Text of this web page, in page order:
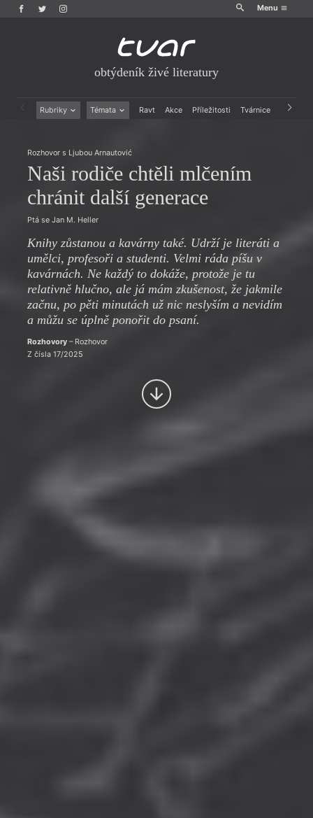
Menu
obtýdeník živé literatury
Rubriky Témata Ravt Akce Příležitosti Tvárnice Archiv
Esejistika
Recenze a reflexe
Reportáže
Rozhovory
Mauzoleum
Divadlo
Historie kolonialismu
Dokument
Výroční ceny
Rozhovor s Ljubou Arnautović
Naši rodiče chtěli mlčením
chránit další generace
Ptá se Jan M. Heller
Knihy zůstanou a kavárny také. Udrží je literáti a
umělci, profesoři a studenti. Velmi ráda píšu v
kavárnách. Ne každý to dokáže, protože je tu
relativně hlučno, ale já mám zkušenost, že jakmile
začnu, po pěti minutách už nic neslyším a nevidím
a můžu se úplně ponořit do psaní.
Rozhovory– Rozhovor
Z čísla 17/2025